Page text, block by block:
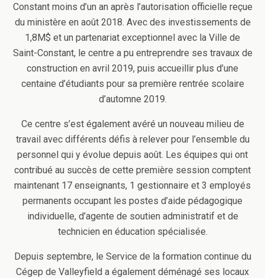
Constant moins d’un an après l’autorisation officielle reçue
du ministère en août 2018. Avec des investissements de
1,8M$ et un partenariat exceptionnel avec la Ville de
Saint-Constant, le centre a pu entreprendre ses travaux de
construction en avril 2019, puis accueillir plus d’une
centaine d’étudiants pour sa première rentrée scolaire
d’automne 2019.
Ce centre s’est également avéré un nouveau milieu de
travail avec différents défis à relever pour l’ensemble du
personnel qui y évolue depuis août. Les équipes qui ont
contribué au succès de cette première session comptent
maintenant 17 enseignants, 1 gestionnaire et 3 employés
permanents occupant les postes d’aide pédagogique
individuelle, d’agente de soutien administratif et de
technicien en éducation spécialisée.
Depuis septembre, le Service de la formation continue du
Cégep de Valleyfield a également déménagé ses locaux